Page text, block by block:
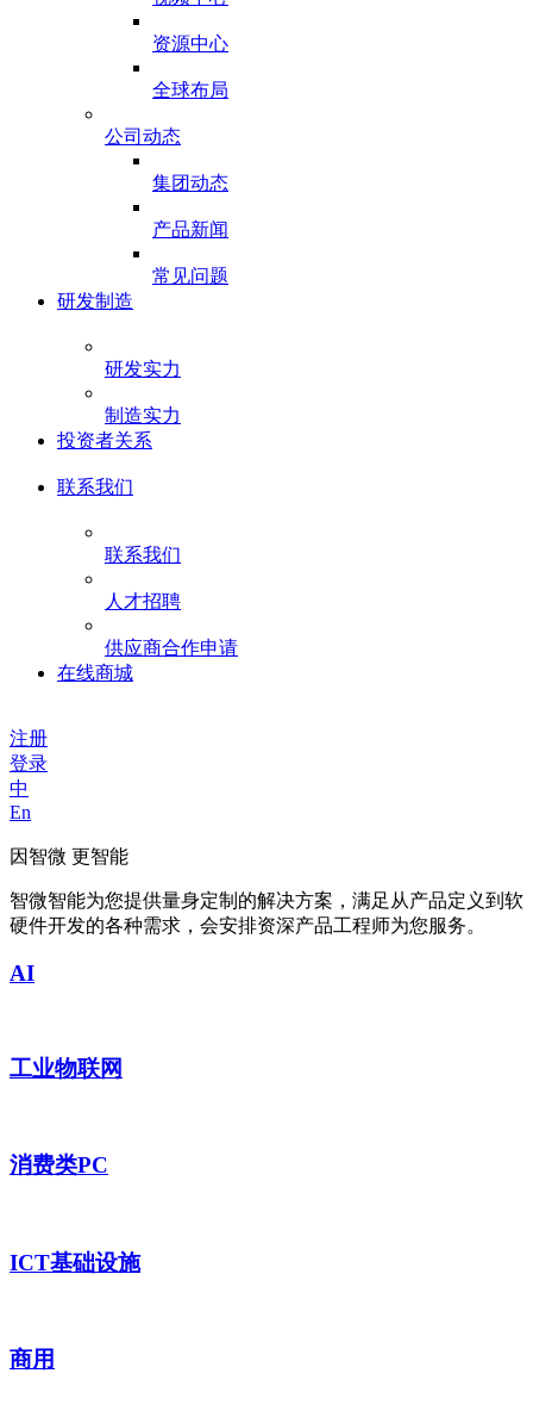
资源中心
全球布局
公司动态
集团动态
产品新闻
常见问题
研发制造
研发实力
制造实力
投资者关系
联系我们
联系我们
人才招聘
供应商合作申请
在线商城
注册
登录
中
En
因智微 更智能
智微智能为您提供量身定制的解决方案，满足从产品定义到软
硬件开发的各种需求，会安排资深产品工程师为您服务。
AI
工业物联网
消费类PC
ICT基础设施
商用